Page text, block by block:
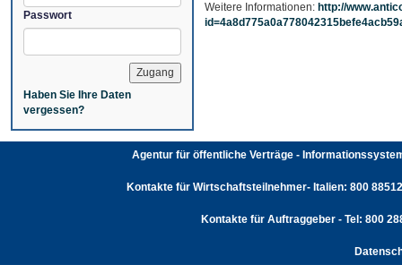
Passwort
Haben Sie Ihre Daten
vergessen?
Weitere Informationen: http://
Agentur für öffentliche Verträge -
Kontakte für Wirtschaftsteilnehmer- Italien: 800
Kontakte für Auftraggeber - Tel: 800